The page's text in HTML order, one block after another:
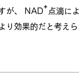
が、 NAD⁺ 点滴に
り効果的だと考えら